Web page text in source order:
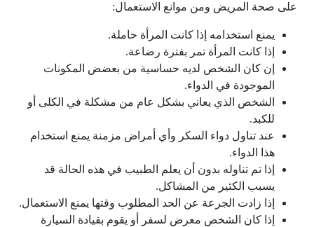
على صحة المريض ومن موانع الاستعمال:
يمنع استخدامه إذا كانت المرأة حاملة.
إذا كانت المرأة تمر بفترة رضاعة.
إن كان الشخص لديه حساسية من بعضض المكونات
الموجودة في الدواء.
الشخص الذي يعاني بشكل عام من مشكلة في الكلى أو
للكبد.
عند تناول دواء السكر وأي أمراض مزمنة يمنع استخدام
هذا الدواء.
إذا تم تناوله بدون أن يعلم الطبيب في هذه الحالة قد
يسبب الكثير من المشاكل.
إذا زادت الجرعة عن الحد المطلوب وقتها يمنع الاستعمال.
إذا كان الشخص معرض لسفر أو يقوم بقيادة السيارة